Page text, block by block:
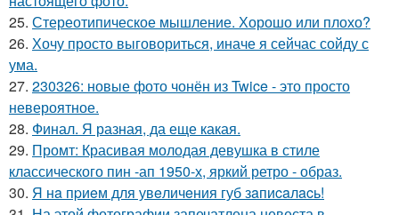
25. Стереотипическое мышление. Хорошо или плохо?
26. Хочу просто выговориться, иначе я сейчас сойду с
ума.
27. 230326: новые фото чонён из Twice - это просто
невероятное.
28. Финал. Я разная, да еще какая.
29. Промт: Красивая молодая девушка в стиле
классического пин -ап 1950-х, яркий ретро - образ.
30. Я нa пpиeм для увeличeния губ зaпиcaлacь!